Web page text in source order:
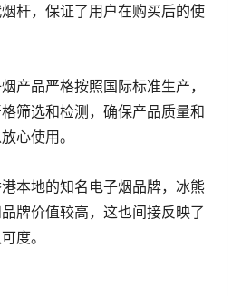
杆，保证了用户在购买后的使
产品严格按照国际标准生产，
筛选和检测，确保产品质量和
心使用。
本地的知名电子烟品牌，冰熊
牌价值较高，这也间接反映了
度。